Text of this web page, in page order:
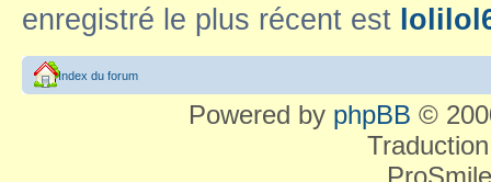
enregistré le plus récent est
Index du forum
Powered by phpBB ©